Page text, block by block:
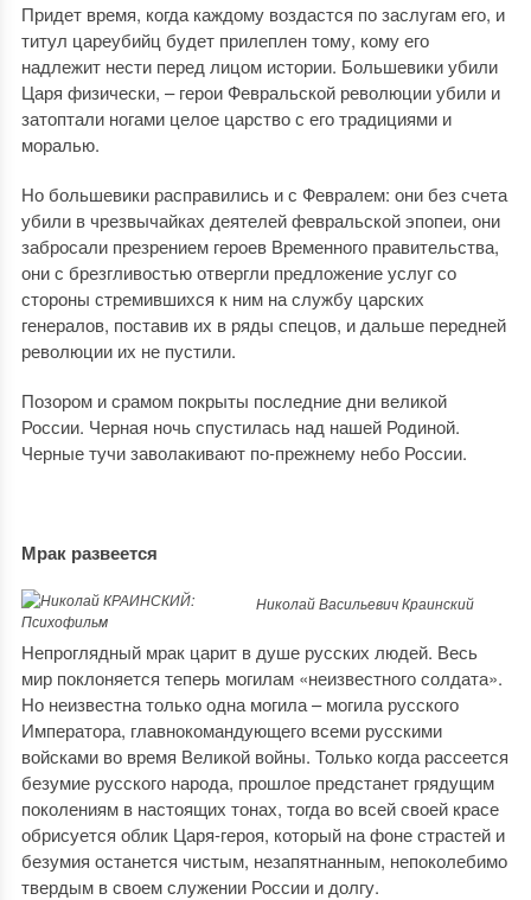
Придет время, когда каждому воздастся по заслугам его, и
титул цареубийц будет прилеплен тому, кому его
надлежит нести перед лицом истории. Большевики убили
Царя физически, – герои Февральской революции убили и
затоптали ногами целое царство с его традициями и
моралью.
Но большевики расправились и с Февралем: они без счета
убили в чрезвычайках деятелей февральской эпопеи, они
забросали презрением героев Временного правительства,
они с брезгливостью отвергли предложение услуг со
стороны стремившихся к ним на службу царских
генералов, поставив их в ряды спецов, и дальше передней
революции их не пустили.
Позором и срамом покрыты последние дни великой
России. Черная ночь спустилась над нашей Родиной.
Черные тучи заволакивают по-прежнему небо России.
Мрак развеется
Николай Васильевич Краинский
Непроглядный мрак царит в душе русских людей. Весь
мир поклоняется теперь могилам «неизвестного солдата».
Но неизвестна только одна могила – могила русского
Императора, главнокомандующего всеми русскими
войсками во время Великой войны. Только когда рассеется
безумие русского народа, прошлое предстанет грядущим
поколениям в настоящих тонах, тогда во всей своей красе
обрисуется облик Царя-героя, который на фоне страстей и
безумия останется чистым, незапятнанным, непоколебимо
твердым в своем служении России и долгу.